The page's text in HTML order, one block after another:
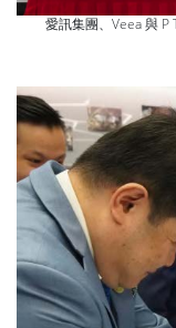
愛訊集團、Veea 與 P